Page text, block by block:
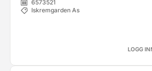
6573521
Iskremgarden As
LOGG